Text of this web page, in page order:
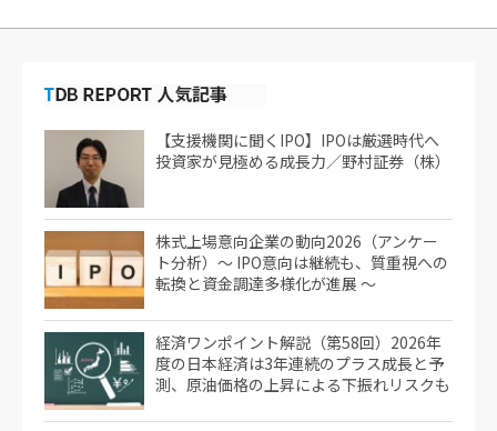
【支援機関に聞くIPO】IPOは厳選時代へ
投資家が見極める成長力／野村証券（株）
株式上場意向企業の動向2026（アンケー
ト分析）～ IPO意向は継続も、質重視への
転換と資金調達多様化が進展 ～
経済ワンポイント解説（第58回）2026年
度の日本経済は3年連続のプラス成長と予
測、原油価格の上昇による下振れリスクも